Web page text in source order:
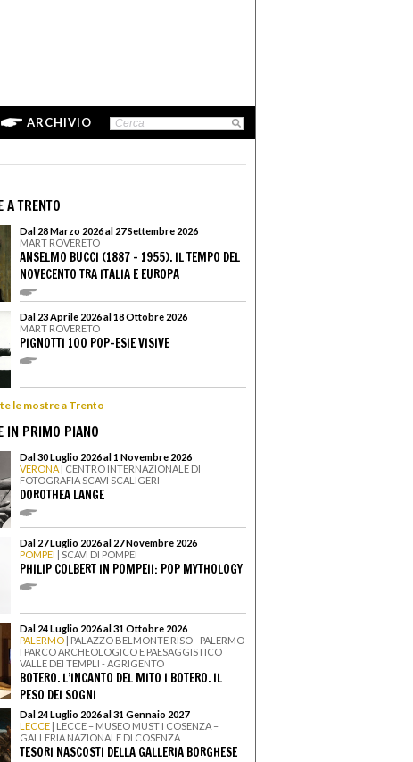
ARCHIVIO
A TRENTO
Dal 28 Marzo 2026 al 27 Settembre 2026
MART ROVERETO
ANSELMO BUCCI (1887 – 1955). IL TEMPO DEL
NOVECENTO TRA ITALIA E EUROPA
Dal 23 Aprile 2026 al 18 Ottobre 2026
MART ROVERETO
PIGNOTTI 100 POP-ESIE VISIVE
le mostre a Trento
IN PRIMO PIANO
Dal 30 Luglio 2026 al 1 Novembre 2026
VERONA | CENTRO INTERNAZIONALE DI
FOTOGRAFIA SCAVI SCALIGERI
DOROTHEA LANGE
Dal 27 Luglio 2026 al 27 Novembre 2026
POMPEI | SCAVI DI POMPEI
PHILIP COLBERT IN POMPEII: POP MYTHOLOGY
Dal 24 Luglio 2026 al 31 Ottobre 2026
PALERMO | PALAZZO BELMONTE RISO - PALERMO
I PARCO ARCHEOLOGICO E PAESAGGISTICO
VALLE DEI TEMPLI - AGRIGENTO
BOTERO. L’INCANTO DEL MITO I BOTERO. IL
PESO DEI SOGNI
Dal 24 Luglio 2026 al 31 Gennaio 2027
LECCE | LECCE – MUSEO MUST I COSENZA –
GALLERIA NAZIONALE DI COSENZA
TESORI NASCOSTI DELLA GALLERIA BORGHESE